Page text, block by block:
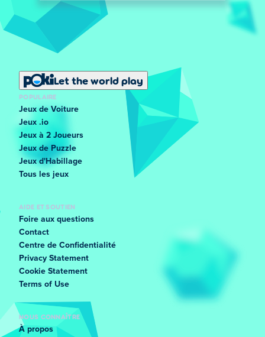
Let the world play
POPULAIRE
Jeux de Voiture
Jeux .io
Jeux à 2 Joueurs
Jeux de Puzzle
Jeux d'Habillage
Tous les jeux
AIDE ET SOUTIEN
Foire aux questions
Contact
Centre de Confidentialité
Privacy Statement
Cookie Statement
Terms of Use
NOUS CONNAÎTRE
À propos